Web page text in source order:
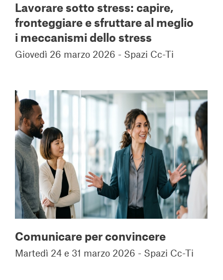
Lavorare sotto stress: capire,
fronteggiare e sfruttare al meglio
i meccanismi dello stress
Giovedì 26 marzo 2026 - Spazi Cc-Ti
Comunicare per convincere
Martedì 24 e 31 marzo 2026 - Spazi Cc-Ti